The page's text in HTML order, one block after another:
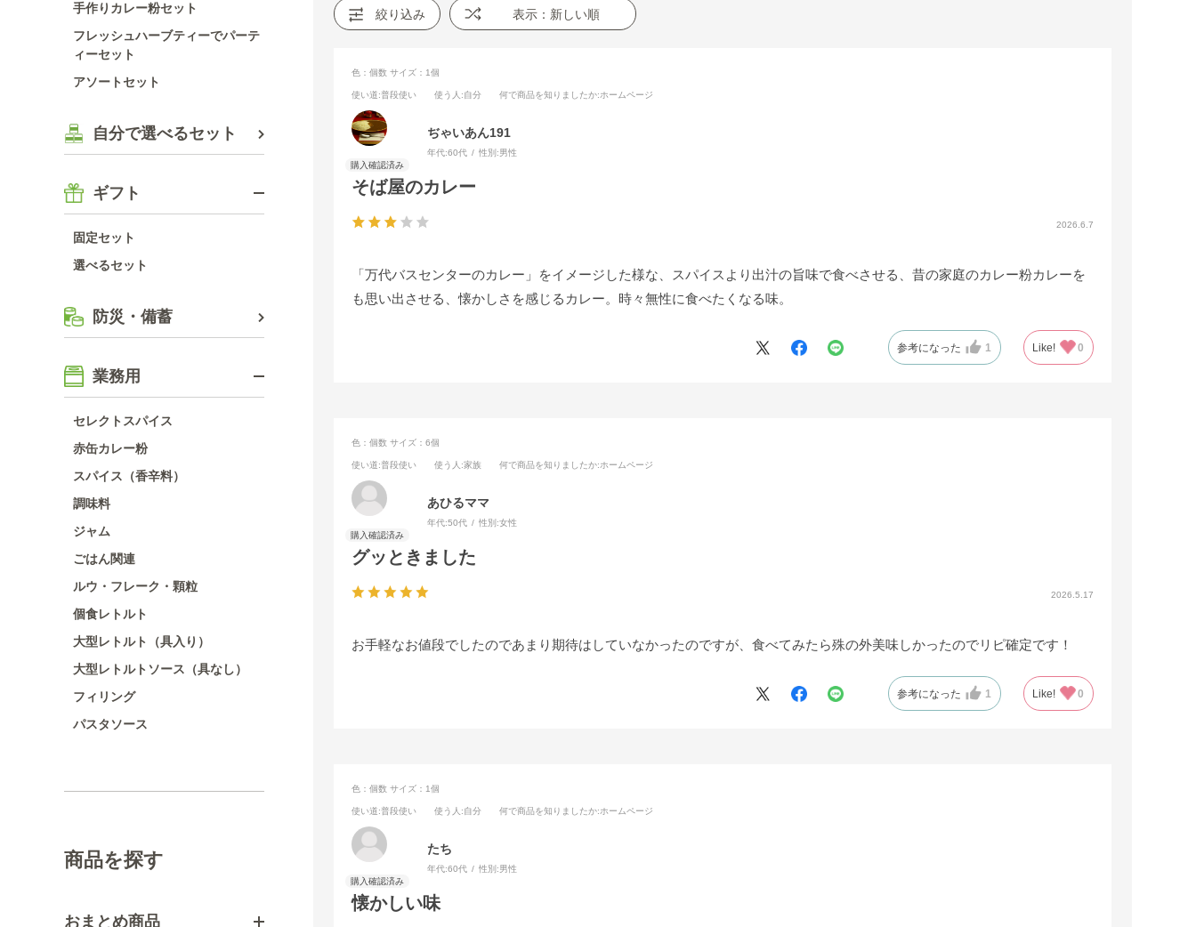
手作りカレー粉セット
フレッシュハーブティーでパーテ
ィーセット
アソートセット
自分で選べるセット
ギフト
固定セット
選べるセット
防災・備蓄
業務用
セレクトスパイス
赤缶カレー粉
スパイス（香辛料）
調味料
ジャム
ごはん関連
ルウ・フレーク・顆粒
個食レトルト
大型レトルト（具入り）
大型レトルトソース（具なし）
フィリング
パスタソース
商品を探す
おまとめ商品
絞り込み 表示：新しい順
2026.6.7
そば屋のカレー
色：個数 サイズ：1個
使い道:普段使い 使う人 :自分 何で商品を知りましたか:ホームページ
ぢゃいあん191
年代:60代 性別:男性
「万代バスセンターのカレー」をイメージした様な、スパイスより出汁の旨味で食べさせる、昔の家庭のカレー粉カレーを
も思い出させる、懐かしさを感じるカレー。時々無性に食べたくなる味。
参考になった 1 Like! 0
2026.5.17
グッときました
色：個数 サイズ：6個
使い道:普段使い 使う人 :家族 何で商品を知りましたか:ホームページ
あひるママ
年代:50代 性別:女性
お手軽なお値段でしたのであまり期待はしていなかったのですが、食べてみたら殊の外美味しかったのでリピ確定です！
参考になった 1 Like! 0
懐かしい味
色：個数 サイズ：1個
使い道:普段使い 使う人 :自分 何で商品を知りましたか:ホームページ
たち
年代:60代 性別:男性